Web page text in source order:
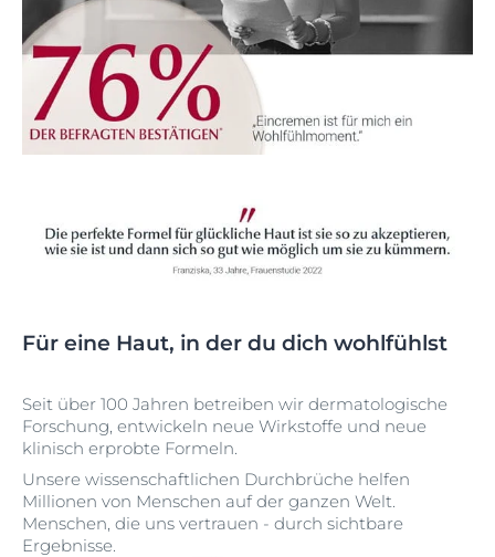
Für eine Haut, in der du dich wohlfühlst
Seit über 100 Jahren betreiben wir dermatologische
Forschung, entwickeln neue Wirkstoffe und neue
klinisch erprobte Formeln.
Unsere wissenschaftlichen Durchbrüche helfen
Millionen von Menschen auf der ganzen Welt.
Menschen, die uns vertrauen - durch sichtbare
Ergebnisse.